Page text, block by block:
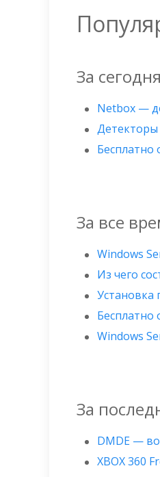
За
Netbox —
Детекторы
Бесплатно
За все
Windows
Из чего
Установка
Бесплатно
Windows
За
DMDE —
XBOX 360